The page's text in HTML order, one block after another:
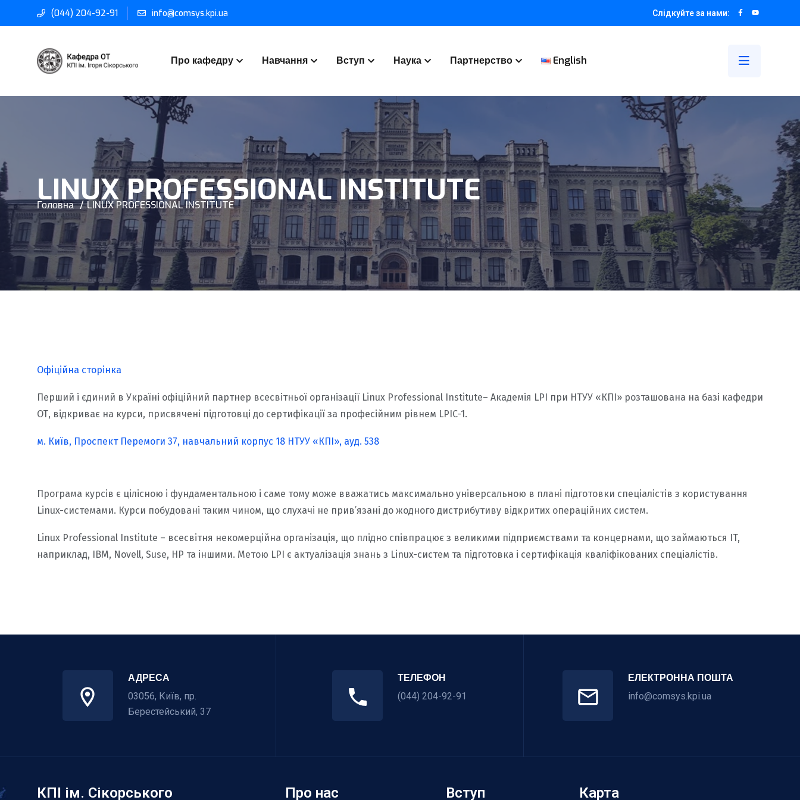
(044) 204-92-91 info@comsys.kpi.ua Слідкуйте за нами:
Про кафедру Навчання Вступ Наука Партнерство English
LINUX PROFESSIONAL INSTITUTE
Головна LINUX PROFESSIONAL INSTITUTE
Офіційна сторінка
Перший і єдиний в Україні офіційний партнер всесвітньої організації Linux Professional Institute– Академія LPI при НТУУ «КПІ» розташована на базі кафедри
ОТ, відкриває на курси, присвячені підготовці до сертифікації за професійним рівнем LPIC-1.
м. Київ, Проспект Перемоги 37, навчальний корпус 18 НТУУ «КПІ», ауд. 538
Програма курсів є цілісною і фундаментальною і саме тому може вважатись максимально універсальною в плані підготовки спеціалістів з користування
Linux-системами. Курси побудовані таким чином, що слухачі не прив’язані до жодного дистрибутиву відкритих операційних систем.
Linux Professional Institute – всесвітня некомерційна організація, що плідно співпрацює з великими підприємствами та концернами, що займаються IT,
наприклад, IBM, Novell, Suse, HP та іншими. Метою LPI є актуалізація знань з Linux-систем та підготовка і сертифікація кваліфікованих спеціалістів.
АДРЕСА
03056, Київ, пр.
Берестейський, 37
ТЕЛЕФОН
(044) 204-92-91
ЕЛЕКТРОННА ПОШТА
info@comsys.kpi.ua
КПІ ім. Сікорського Про нас Вступ Карта